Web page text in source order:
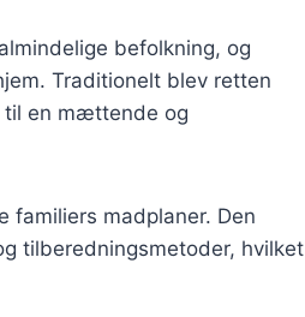
befolkning, og
Traditionelt blev retten
til en mættende og
familiers madplaner. Den
tilberedningsmetoder, hvilket